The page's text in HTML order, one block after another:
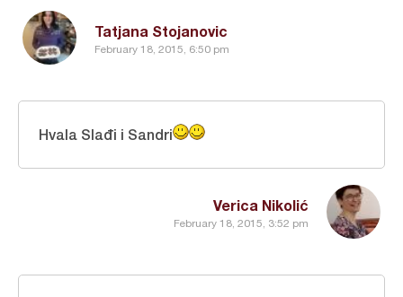
Tatjana Stojanovic
February 18, 2015, 6:50 pm
Verica Nikolić
February 18, 2015, 3:52 pm
Hvala Slađi i Sandri